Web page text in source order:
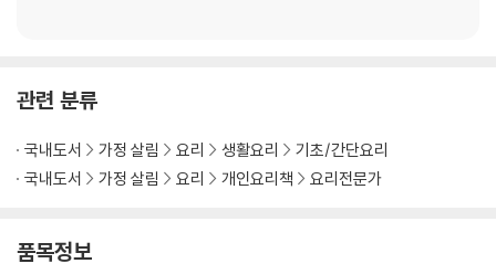
TOP 33 대왕 계란말이 · 092
TOP 35 겉바속촉 돈가스 · 096
TOP 36 아삭이 총각무 김치 · 098
TOP 39 삼겹살 한 상 세트 · 104
관련 분류
국내도서 가정 살림 요리 생활요리
기초/간단요리
국내도서
가정 살림 요리 개인요리책 요리전문가
품목정보